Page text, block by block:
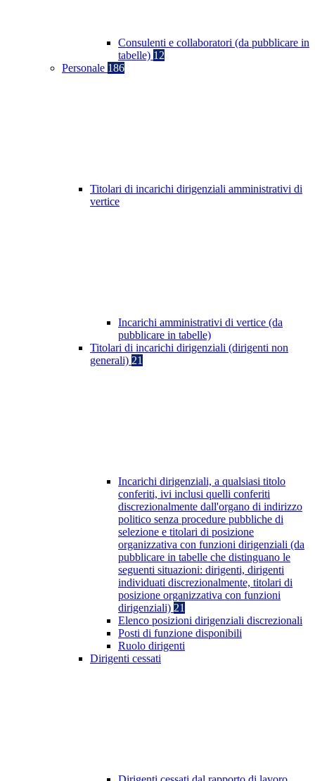
Consulenti e collaboratori (da pubblicare in
tabelle) 12
Personale 186
Titolari di incarichi dirigenziali amministrativi di
vertice
Incarichi amministrativi di vertice (da
pubblicare in tabelle)
Titolari di incarichi dirigenziali (dirigenti non
generali) 21
Incarichi dirigenziali, a qualsiasi titolo
conferiti, ivi inclusi quelli conferiti
discrezionalmente dall'organo di indirizzo
politico senza procedure pubbliche di
selezione e titolari di posizione
organizzativa con funzioni dirigenziali (da
pubblicare in tabelle che distinguano le
seguenti situazioni: dirigenti, dirigenti
individuati discrezionalmente, titolari di
posizione organizzativa con funzioni
dirigenziali) 21
Elenco posizioni dirigenziali discrezionali
Posti di funzione disponibili
Ruolo dirigenti
Dirigenti cessati